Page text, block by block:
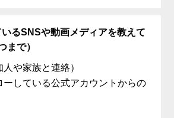
るSNSや動画メディアを教えて
まで）
や家族と連絡）
ーしている公式アカウントからの